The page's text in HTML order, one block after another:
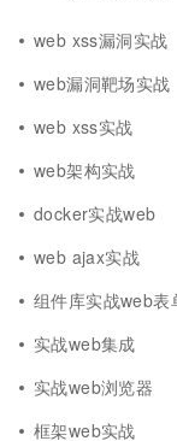
web xss漏洞实战
web漏洞靶场实战
web xss实战
web架构实战
docker实战web
web ajax实战
组件库实战web表
实战web集成
实战web浏览器
框架web实战